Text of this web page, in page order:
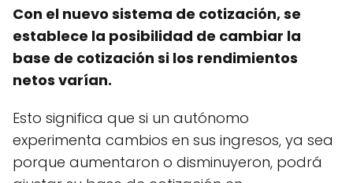
Con el nuevo sistema de cotización, se
establece la posibilidad de cambiar la
base de cotización si los rendimientos
netos varían.
Esto significa que si un autónomo
experimenta cambios en sus ingresos, ya sea
porque aumentaron o disminuyeron, podrá